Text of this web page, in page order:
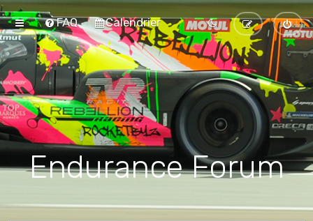
FAQ Calendrier
Endurance Forum